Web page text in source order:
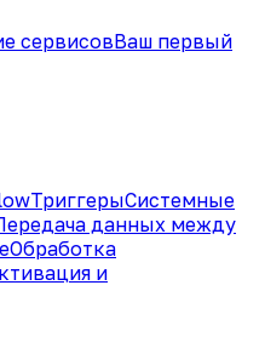
сервисовВаш первый
ТриггерыСистемные
данных между
Обработка
и